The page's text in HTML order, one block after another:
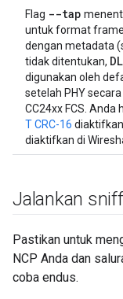
Flag --tap
untuk format
dengan metadata
tidak ditentukan,
digunakan oleh
setelah PHY
CC24xx FCS.
T CRC-16
diaktifkan di
Jalankan
Pastikan untuk
NCP Anda dan
coba endus.